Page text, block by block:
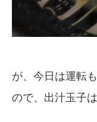
が、今日は運転
ので、出汁玉子